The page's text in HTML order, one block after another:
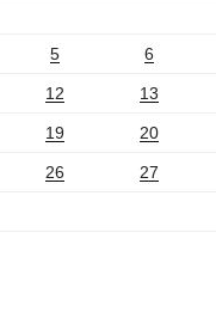
5 6
12 13
19 20
26 27